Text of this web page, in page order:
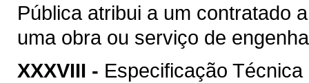
Pública atribui a um contratado
uma obra ou serviço de
XXXVIII - Especificação